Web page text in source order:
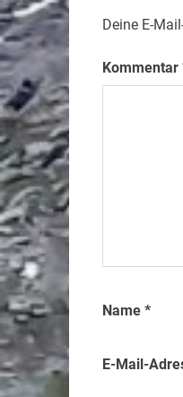
Deine E-
Kommentar
Name *
E-Mail-